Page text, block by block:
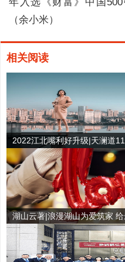
（余小米）
相关阅读
2022江北嘴利好升级|天澜道
湖山云著|浪漫湖山为爱筑家